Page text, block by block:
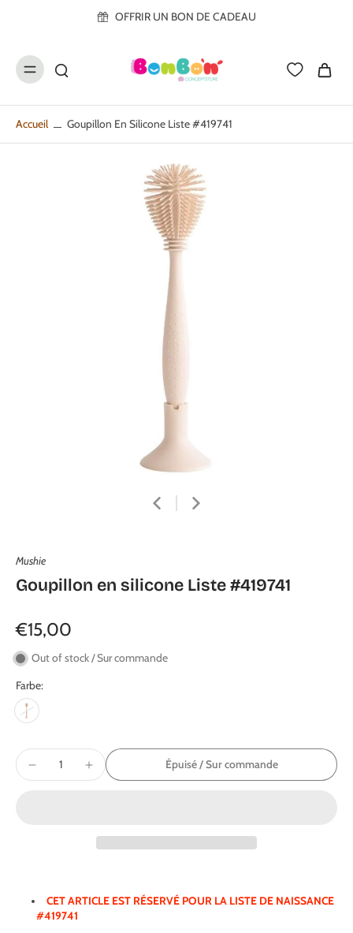
OFFRIR UN BON DE CADEAU
Accueil Goupillon En Silicone Liste #419741
Mushie
Goupillon en silicone Liste #419741
€15,00
Out of stock / Sur commande
Farbe:
Épuisé / Sur commande
CET ARTICLE EST RÉSERVÉ POUR LA LISTE DE NAISSANCE
#419741